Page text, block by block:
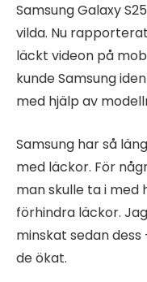
Samsung Galaxy
vilda. Nu
läckt videon på
kunde Samsung
med hjälp av
Samsung har så
med läckor. För
man skulle ta i
förhindra läckor.
minskat sedan
de ökat.